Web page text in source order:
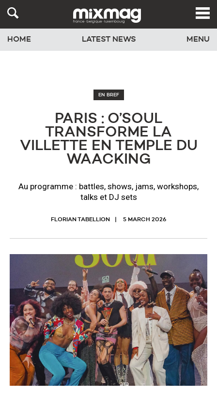
HOME LATEST NEWS MENU
EN BREF
PARIS : O’SOUL
TRANSFORME LA
VILLETTE EN TEMPLE DU
WAACKING
Au programme : battles, shows, jams, workshops,
talks et DJ sets
FLORIAN TABELLION 5 MARCH 2026